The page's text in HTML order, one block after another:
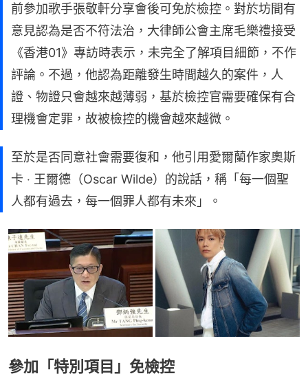
前參加歌手張敬軒分享會後可免於檢控。對於坊間有
意見認為是否不符法治，大律師公會主席毛樂禮接受
《香港01》專訪時表示，未完全了解項目細節，不作
評論。不過，他認為距離發生時間越久的案件，人
證、物證只會越來越薄弱，基於檢控官需要確保有合
理機會定罪，故被檢控的機會越來越微。
至於是否同意社會需要復和，他引用愛爾蘭作家奧斯
卡 ‧ 王爾德（Oscar Wilde）的說話，稱「每一個聖
人都有過去，每一個罪人都有未來」。
參加「特別項目」免檢控